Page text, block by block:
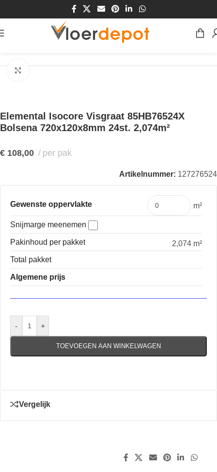
Elemental Isocore Visgraat 85HB76524X
Bolsena 720x120x8mm 24st. 2,074m²
€ 108,00 per pak
Artikelnummer: 127276524
Gewenste oppervlakte m²
Snijmarge meenemen
Pakinhoud per pakket
2,074 m²
Total pakket
Algemene prijs
- +
TOEVOEGEN AAN WINKELWAGEN
Vergelijk